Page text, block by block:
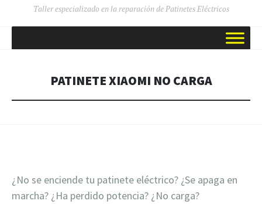
Taller especializado en la reparación de Patinetes Eléctricos
CONTENIDO
PATINETE XIAOMI NO CARGA
¿No se enciende tu patinete eléctrico? ¿Se apaga en
marcha? ¿Ha perdido potencia? ¿No carga?